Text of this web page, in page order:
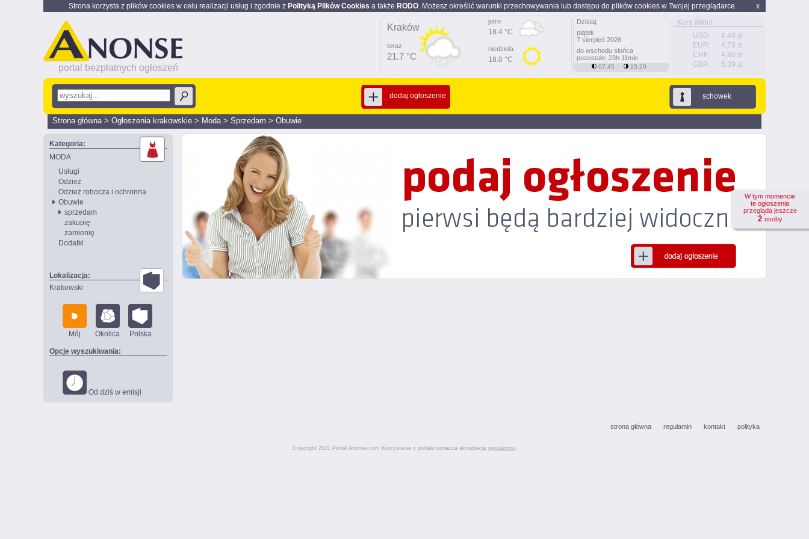
x
Strona korzysta z plików cookies w celu realizacji usług i zgodnie z Polityką Plików Cookies a także RODO. Możesz określić warunki przechowywania lub dostępu do plików cookies w Twojej przeglądarce.
portal bezpłatnych ogłoszeń
Kurs Walut
USD:
4,48 zł
EUR:
4,75 zł
CHF:
4,80 zł
GBP:
5,39 zł
Kraków
teraz
21.7 °C
jutro
18.4 °C
niedziela
18.0 °C
Dzisiaj:
piątek
7 sierpień 2026
do wschodu słońca
pozostało: 23h 11min
07:45 15:29
schowek
dodaj ogłoszenie
Strona główna> Ogłoszenia krakowskie > Moda> Sprzedam > Obuwie
Kategoria:
MODA
Usługi
Odzież
Odzież robocza i ochronna
Obuwie
sprzedam
zakupię
zamienię
Dodatki
Lokalizacja:
Krakowski
Mój Okolica Polska
Opcje wyszukiwania:
Od dziś w emisji
W tym momencie
te ogłoszenia
przegląda jeszcze
2 osoby
strona główna regulamin kontakt polityka
Copyright 2021 Portal Anonse.com Korzystanie z portalu oznacza akceptację regulaminu.